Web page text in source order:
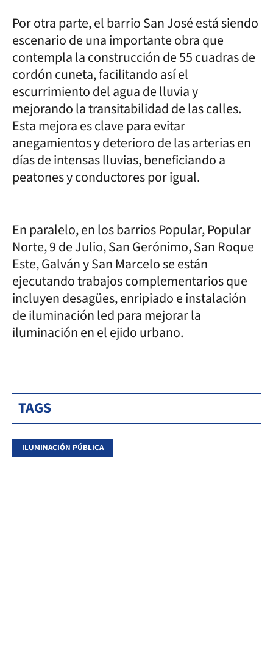
Por otra parte, el barrio San José está siendo
escenario de una importante obra que
contempla la construcción de 55 cuadras de
cordón cuneta, facilitando así el
escurrimiento del agua de lluvia y
mejorando la transitabilidad de las calles.
Esta mejora es clave para evitar
anegamientos y deterioro de las arterias en
días de intensas lluvias, beneficiando a
peatones y conductores por igual.
En paralelo, en los barrios Popular, Popular
Norte, 9 de Julio, San Gerónimo, San Roque
Este, Galván y San Marcelo se están
ejecutando trabajos complementarios que
incluyen desagües, enripiado e instalación
de iluminación led para mejorar la
iluminación en el ejido urbano.
TAGS
ILUMINACIÓN PÚBLICA